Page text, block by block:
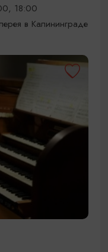
18:00
в Калининграде